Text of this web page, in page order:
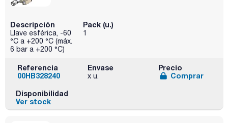
Descripción
Llave esférica, -60
°C a +200 °C (máx.
6 bar a +200 °C)
Pack (u.)
1
Referencia
00HB328240
Envase
x u.
Precio
Comprar
Disponibilidad
Ver stock